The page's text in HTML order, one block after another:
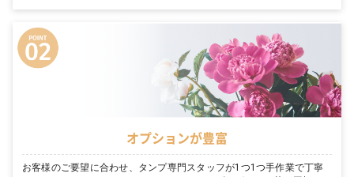
オプションが豊富
お客様のご要望に合わせ、タンプ専門スタッフが1つ1つ手作業で丁寧